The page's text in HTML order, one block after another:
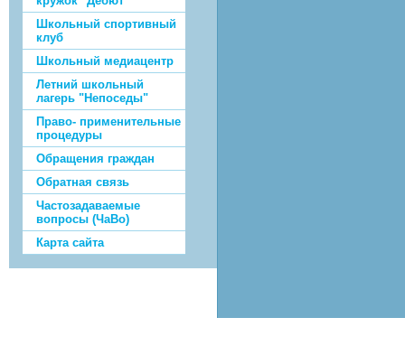
Школьный спортивный
клуб
Школьный медиацентр
Летний школьный
лагерь "Непоседы"
Право- применительные
процедуры
Обращения граждан
Обратная связь
Частозадаваемые
вопросы (ЧаВо)
Карта сайта